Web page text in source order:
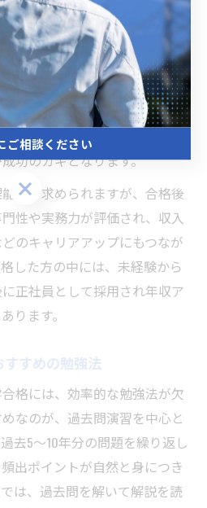
「継続は力なり」という心得が
で合格を目指す場合も、毎日の
コツと進めることが合格への
、通勤時間や昼休みにスマート
するなど、日常生活の中に学
功のカギとなります。
力が求められますが、合格後
性や実務力が評価され、収入
のキャリアアップにもつなが
した方の中には、未経験から
正社員として採用され年収ア
ります。
すめの勉強法
格には、効率的な勉強法が欠
なのが、過去問演習を中心と
去5〜10年分の問題を繰り返し
出ポイントが自然と身につき
は、過去問を解いて解説を読
ご相談ください
ご相談ください